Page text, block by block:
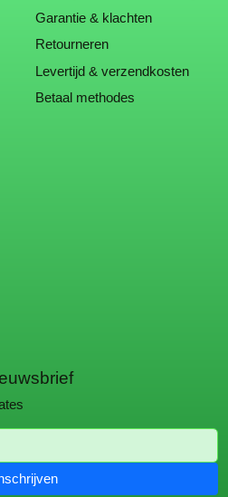
Garantie & klachten
Retourneren
Levertijd & verzendkosten
Betaal methodes